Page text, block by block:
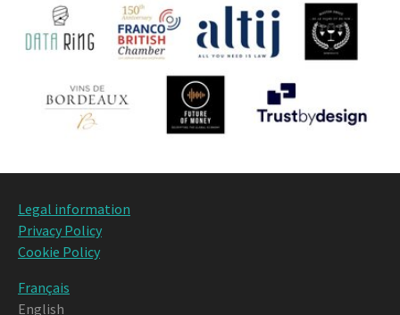
Legal information
Privacy Policy
Cookie Policy
Français
English